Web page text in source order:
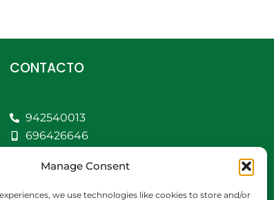
Manage Consent
we use technologies like cookies to store and/or
CONTACTO
942540013
696426646
comercial@bediaycabarga.com
Fdez. Hontoria 20.